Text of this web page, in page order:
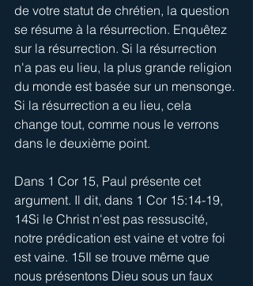
de votre statut de chrétien, la question
se résume à la résurrection. Enquêtez
sur la résurrection. Si la résurrection
n'a pas eu lieu, la plus grande religion
du monde est basée sur un mensonge.
Si la résurrection a eu lieu, cela
change tout, comme nous le verrons
dans le deuxième point.
Dans 1 Cor 15, Paul présente cet
argument. Il dit, dans 1 Cor 15:14-19,
14Si le Christ n'est pas ressuscité,
notre prédication est vaine et votre foi
est vaine. 15Il se trouve même que
nous présentons Dieu sous un faux